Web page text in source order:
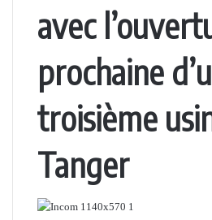
avec
prochaine
troisième
Tanger